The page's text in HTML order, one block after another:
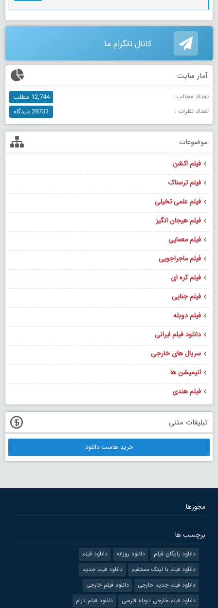
کانال تلگرام ما
آمار سایت
تعداد مطالب :
12,744 مطلب
تعداد نظرات :
28733 دیدگاه
موضوعات
فیلم اکشن
فیلم ترسناک
فیلم علمی تخیلی
فیلم هیجان انگیز
فیلم معمایی
فیلم ماجراجویی
فیلم کره ای
فیلم جنایی
فیلم دوبله
دانلود فیلم ایرانی
سریال های خارجی
انیمیشن ها
فیلم هندی
تبلیغات متنی
خرید هاست دانلود
مجوزها
برچسب ها
دانلود رایگان فیلم دانلود روزانه
دانلود فیلم
دانلود فیلم با لینک مستقیم
دانلود فیلم جدید
دانلود فیلم جدید خارجی
دانلود فیلم خارجی
دانلود فیلم خارجی دوبله فارسی
دانلود فیلم درام